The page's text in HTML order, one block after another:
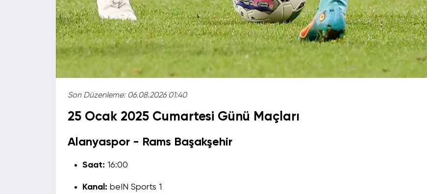
Son Düzenleme: 06.08.2026 01:40
25 Ocak 2025 Cumartesi Günü Maçları
Alanyaspor - Rams Başakşehir
Saat: 16:00
Kanal: beIN Sports 1